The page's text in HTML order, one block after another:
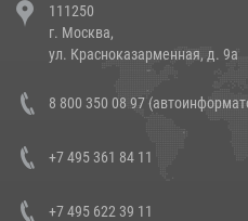
напавших на бригаду скорой
14 июля 2026, 12:20
В Росгвардии прошла военно-
боевого опыта
111250
г. Москва,
ул. Красноказарменная, д. 9а
8 800 350 08 97
+7 495 361 84 11
+7 495 622 39 11